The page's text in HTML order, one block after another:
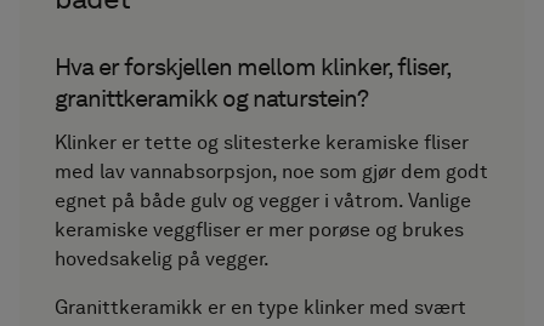
Hva er forskjellen mellom klinker, fliser,
granittkeramikk og naturstein?
Klinker er tette og slitesterke keramiske fliser
med lav vannabsorpsjon, noe som gjør dem godt
egnet på både gulv og vegger i våtrom. Vanlige
keramiske veggfliser er mer porøse og brukes
hovedsakelig på vegger.
Granittkeramikk er en type klinker med svært